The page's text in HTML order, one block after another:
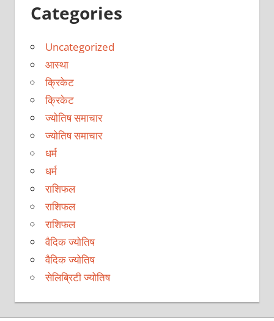
Categories
Uncategorized
आस्था
क्रिकेट
क्रिकेट
ज्योतिष समाचार
ज्योतिष समाचार
धर्म
धर्म
राशिफल
राशिफल
राशिफल
वैदिक ज्योतिष
वैदिक ज्योतिष
सेलिब्रिटी ज्योतिष